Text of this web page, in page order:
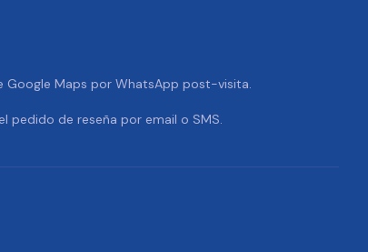
Maps por WhatsApp post-visita.
pedido de reseña por email o SMS.